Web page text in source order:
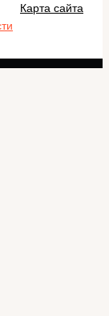
Карта сайта